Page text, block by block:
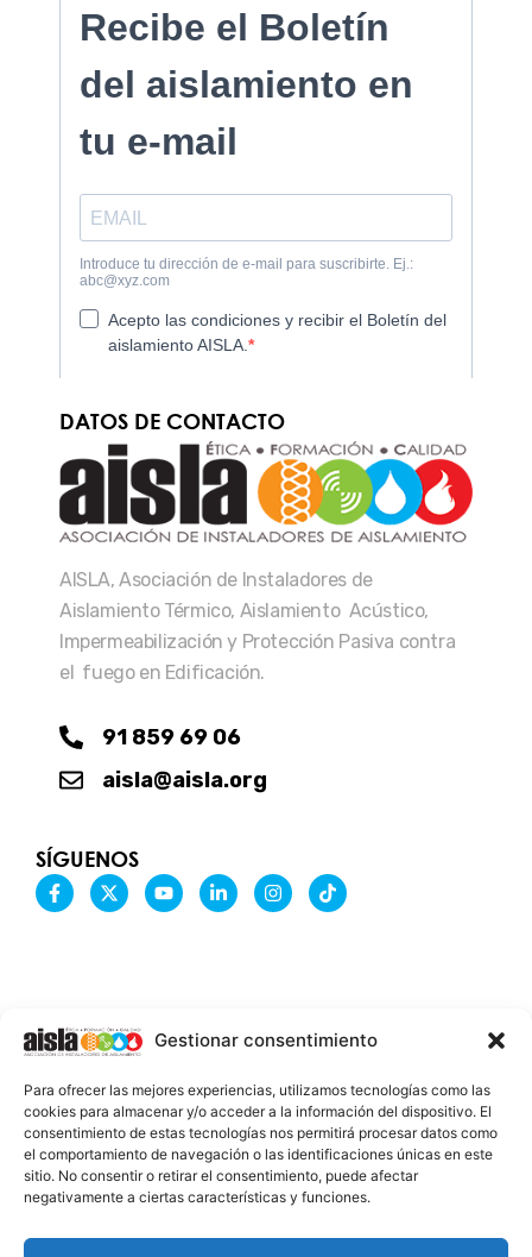
Gestionar consentimiento
Para ofrecer las mejores experiencias, utilizamos tecnologías como las
cookies para almacenar y/o acceder a la información del dispositivo. El
consentimiento de estas tecnologías nos permitirá procesar datos como
el comportamiento de navegación o las identificaciones únicas en este
sitio. No consentir o retirar el consentimiento, puede afectar
negativamente a ciertas características y funciones.
DATOS DE CONTACTO
AISLA, Asociación de Instaladores de
Aislamiento Térmico, Aislamiento Acústico,
Impermeabilización y Protección Pasiva contra
el fuego en Edificación.
91 859 69 06
aisla@aisla.org
SÍGUENOS
F
a
c
-
f
X
-
t
r
Y
o
u
L
i
n
-
i
I
n
s
m
T
i
k
INFORMACIÓN LEGAL
AVISO LEGAL
PROTECCIÓN DE DATOS
POLÍTICA DE COOKIES